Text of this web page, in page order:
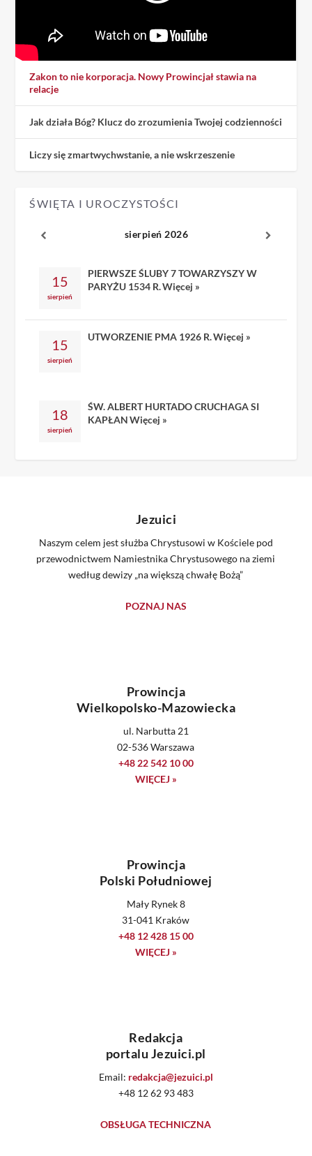
Zakon to nie korporacja. Nowy Prowincjał stawia na
relacje
Jak działa Bóg? Klucz do zrozumienia Twojej codzienności
Liczy się zmartwychwstanie, a nie wskrzeszenie
ŚWIĘTA I UROCZYSTOŚCI
sierpień 2026
15
sierpień
PIERWSZE ŚLUBY 7 TOWARZYSZY W
PARYŻU 1534 R.Więcej »
15
sierpień
UTWORZENIE PMA 1926 R.Więcej »
18
sierpień
ŚW. ALBERT HURTADO CRUCHAGA SI
KAPŁAN Więcej »
Jezuici
Naszym celem jest służba Chrystusowi w Kościele pod
przewodnictwem Namiestnika Chrystusowego na ziemi
według dewizy „na większą chwałę Bożą”
POZNAJ NAS
Prowincja
Wielkopolsko-Mazowiecka
ul. Narbutta 21
02-536 Warszawa
+48 22 542 10 00
WIĘCEJ »
Prowincja
Polski Południowej
Mały Rynek 8
31-041 Kraków
+48 12 428 15 00
WIĘCEJ »
Redakcja
portalu Jezuici.pl
Email: redakcja@jezuici.pl
+48 12 62 93 483
OBSŁUGA TECHNICZNA